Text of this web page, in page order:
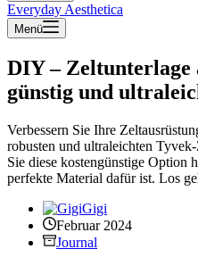
Everyday Aesthetica
Menü
DIY – Zeltunterlage
günstig und
Verbessern Sie Ihre
robusten und ultraleichten
Sie diese kostengünstige Option
perfekte Material dafür ist. Los
Gigi
Februar 2024
Journal